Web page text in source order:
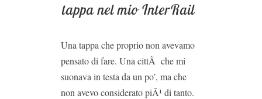
tappa nel mio InterRail
Una tappa che proprio non avevamo
pensato di fare. Una cittÃ che mi
suonava in testa da un po’, ma che
non avevo considerato piÃ¹ di tanto.